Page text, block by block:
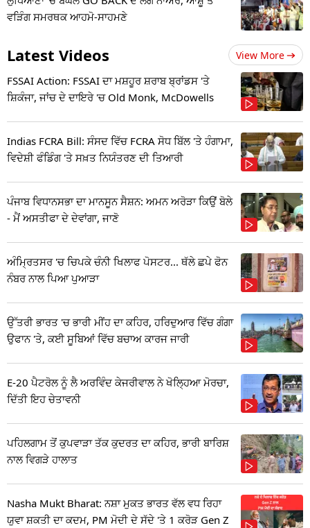
ਵੜਿੰਗ ਸਮਰਥਕ ਆਹਮੋ-ਸਾਹਮਣੇ
Latest Videos View More
FSSAI Action: FSSAI ਦਾ ਮਸ਼ਹੂਰ ਸ਼ਰਾਬ ਬ੍ਰਾਂਡਸ 'ਤੇ
ਸ਼ਿਕੰਜਾ, ਜਾਂਚ ਦੇ ਦਾਇਰੇ 'ਚ Old Monk, McDowells
Indias FCRA Bill: ਸੰਸਦ ਵਿੱਚ FCRA ਸੋਧ ਬਿੱਲ 'ਤੇ ਹੰਗਾਮਾ,
ਵਿਦੇਸ਼ੀ ਫੰਡਿੰਗ 'ਤੇ ਸਖ਼ਤ ਨਿਯੰਤਰਣ ਦੀ ਤਿਆਰੀ
ਪੰਜਾਬ ਵਿਧਾਨਸਭਾ ਦਾ ਮਾਨਸੂਨ ਸੈਸ਼ਨ: ਅਮਨ ਅਰੋੜਾ ਕਿਉਂ ਬੋਲੇ
- ਮੈਂ ਅਸਤੀਫਾ ਦੇ ਦੇਵਾਂਗਾ, ਜਾਣੋ
ਅੰਮ੍ਰਿਤਸਰ 'ਚ ਚਿਪਕੇ ਚੰਨੀ ਖਿਲਾਫ ਪੋਸਟਰ... ਥੱਲੇ ਛਪੇ ਫੋਨ
ਨੰਬਰ ਨਾਲ ਪਿਆ ਪੁਆੜਾ
ਉੱਤਰੀ ਭਾਰਤ 'ਚ ਭਾਰੀ ਮੀਂਹ ਦਾ ਕਹਿਰ, ਹਰਿਦੁਆਰ ਵਿੱਚ ਗੰਗਾ
ਉਫਾਨ 'ਤੇ, ਕਈ ਸੂਬਿਆਂ ਵਿੱਚ ਬਚਾਅ ਕਾਰਜ ਜਾਰੀ
E-20 ਪੈਟਰੋਲ ਨੂੰ ਲੈ ਅਰਵਿੰਦ ਕੇਜਰੀਵਾਲ ਨੇ ਖੋਲ੍ਹਿਆ ਮੋਰਚਾ,
ਦਿੱਤੀ ਇਹ ਚੇਤਾਵਨੀ
ਪਹਿਲਗਾਮ ਤੋਂ ਕੁਪਵਾੜਾ ਤੱਕ ਕੁਦਰਤ ਦਾ ਕਹਿਰ, ਭਾਰੀ ਬਾਰਿਸ਼
ਨਾਲ ਵਿਗੜੇ ਹਾਲਾਤ
Nasha Mukt Bharat: ਨਸ਼ਾ ਮੁਕਤ ਭਾਰਤ ਵੱਲ ਵਧ ਰਿਹਾ
ਯੁਵਾ ਸ਼ਕਤੀ ਦਾ ਕਦਮ, PM ਮੋਦੀ ਦੇ ਸੱਦੇ 'ਤੇ 1 ਕਰੋੜ Gen Z